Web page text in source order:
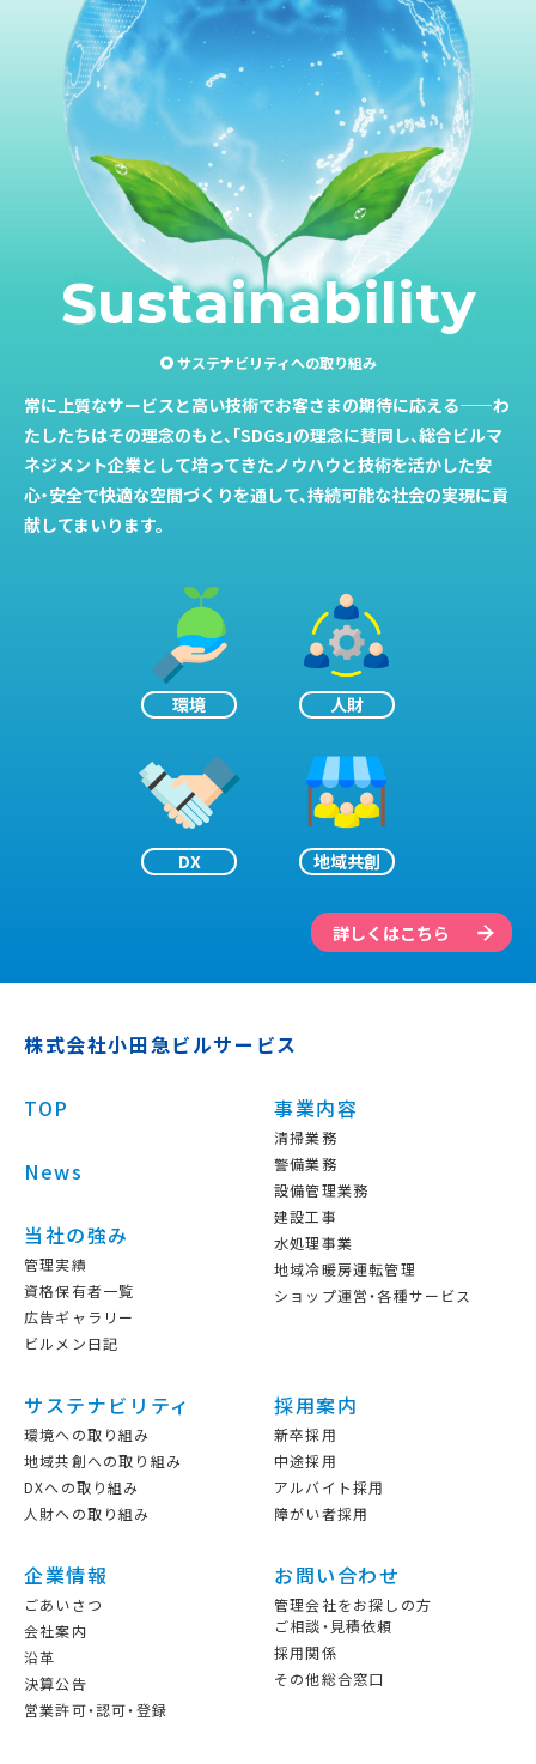
Sustainability
サステナビリティへの取り組み
常に上質なサービスと高い技術でお客さまの期待に応える——わ
たしたちはその理念のもと、「SDGs」の理念に賛同し、総合ビルマ
ネジメント企業として培ってきたノウハウと技術を活かした安
心・安全で快適な空間づくりを通して、持続可能な社会の実現に貢
献してまいります。
詳しくはこちら
環境 人財
DX 地域共創
株式会社小田急ビルサービス
TOP
News
当社の強み
管理実績
資格保有者一覧
広告ギャラリー
ビルメン日記
事業内容
清掃業務
警備業務
設備管理業務
建設工事
水処理事業
地域冷暖房運転管理
ショップ運営・各種サービス
サステナビリティ
環境への取り組み
地域共創への取り組み
DXへの取り組み
人財への取り組み
採用案内
新卒採用
中途採用
アルバイト採用
障がい者採用
企業情報
ごあいさつ
会社案内
沿革
決算公告
営業許可・認可・登録
お問い合わせ
管理会社をお探しの方
ご相談・見積依頼
採用関係
その他総合窓口